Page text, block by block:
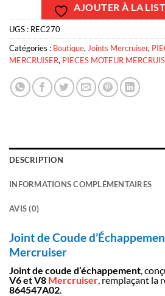
AJOUTER À LA
UGS : REC270
Catégories : Boutique,Joints Mercruiser,
MERCRUISER, PIECES MOTEUR
DESCRIPTION
INFORMATIONS COMPLÉMENTAIRES
AVIS (0)
Joint de Coude
Mercruiser
Joint de coude d’échappement ,
V6 et V8 Mercruiser , remplaçant la
864547A02